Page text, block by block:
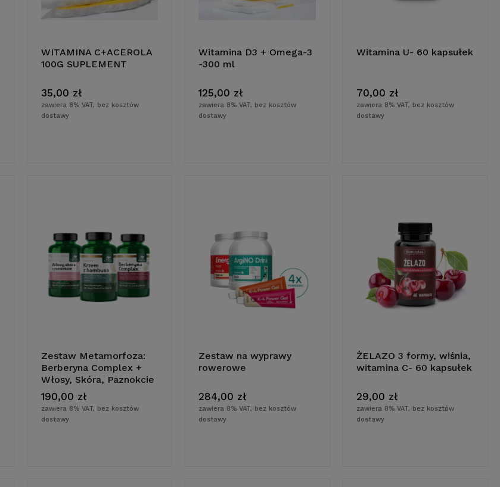
WITAMINA C+ACEROLA
100G SUPLEMENT
35,00 zł
zawiera 8% VAT, bez kosztów
dostawy
Witamina D3 + Omega-3
-300 ml
125,00 zł
zawiera 8% VAT, bez kosztów
dostawy
Witamina U- 60 kapsułek
70,00 zł
zawiera 8% VAT, bez kosztów
dostawy
do koszyka
Zestaw Metamorfoza:
Berberyna Complex +
Włosy, Skóra, Paznokcie
+ Krzem z Bambusa Dr
Ewa Dąbrowska
190,00 zł
zawiera 8% VAT, bez kosztów
dostawy
Zestaw na wyprawy
rowerowe
284,00 zł
zawiera 8% VAT, bez kosztów
dostawy
ŻELAZO 3 formy, wiśnia,
witamina C- 60 kapsułek
29,00 zł
zawiera 8% VAT, bez kosztów
dostawy